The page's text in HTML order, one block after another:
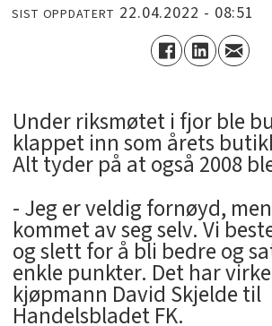
SIST OPPDATERT 22.04.2022 - 08:51
Under riksmøtet i fjor ble
klappet inn som årets
Alt tyder på at også 2008
- Jeg er veldig fornøyd,
kommet av seg selv. Vi
og slett for å bli bedre og
enkle punkter. Det har
kjøpmann David Skjelde til
Handelsbladet FK.